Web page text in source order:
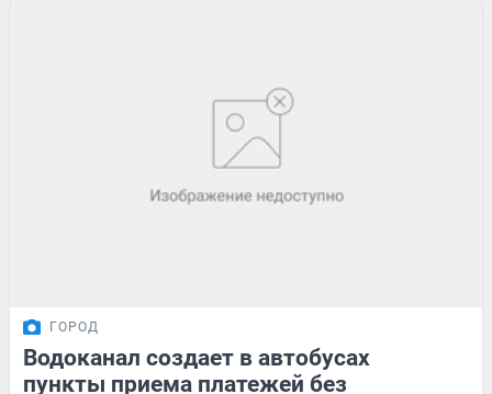
ГОРОД
Водоканал создает в автобусах
пункты приема платежей без